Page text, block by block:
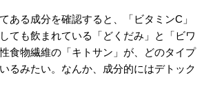
ある成分を確認すると、「ビタミンC 」
ても飲まれている「どくだみ」と「ビワ
食物繊維の「キトサン」が、どのタイプ
るみたい。なんか、成分的にはデトック